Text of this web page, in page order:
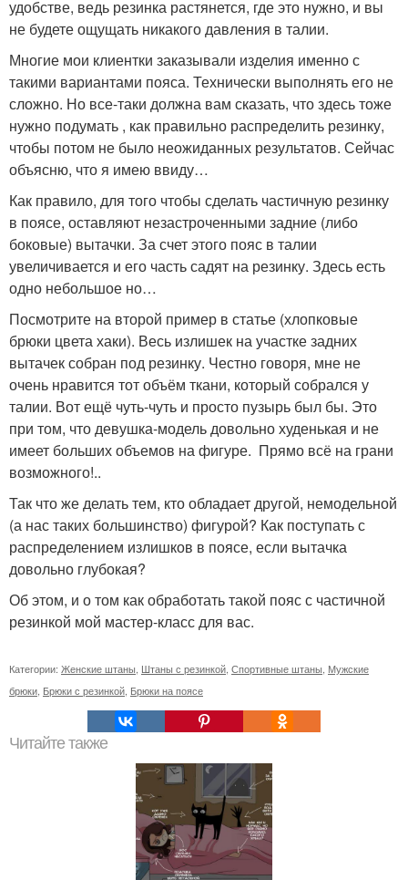
удобстве, ведь резинка растянется, где это нужно, и вы
не будете ощущать никакого давления в талии.
Многие мои клиентки заказывали изделия именно с
такими вариантами пояса. Технически выполнять его не
сложно. Но все-таки должна вам сказать, что здесь тоже
нужно подумать , как правильно распределить резинку,
чтобы потом не было неожиданных результатов. Сейчас
объясню, что я имею ввиду…
Как правило, для того чтобы сделать частичную резинку
в поясе, оставляют незастроченными задние (либо
боковые) вытачки. За счет этого пояс в талии
увеличивается и его часть садят на резинку. Здесь есть
одно небольшое но…
Посмотрите на второй пример в статье (хлопковые
брюки цвета хаки). Весь излишек на участке задних
вытачек собран под резинку. Честно говоря, мне не
очень нравится тот объём ткани, который собрался у
талии. Вот ещё чуть-чуть и просто пузырь был бы. Это
при том, что девушка-модель довольно худенькая и не
имеет больших объемов на фигуре. Прямо всё на грани
возможного!..
Так что же делать тем, кто обладает другой, немодельной
(а нас таких большинство) фигурой? Как поступать с
распределением излишков в поясе, если вытачка
довольно глубокая?
Об этом, и о том как обработать такой пояс с частичной
резинкой мой мастер-класс для вас.
Категории: Женские штаны Штаны с резинкой Спортивные штаны Мужские
брюки Брюки с резинкой Брюки на поясе
Читайте также